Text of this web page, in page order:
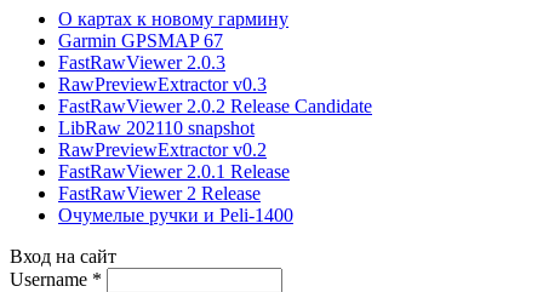
О картах к новому гармину
Garmin GPSMAP 67
FastRawViewer 2.0.3
RawPreviewExtractor v0.3
FastRawViewer 2.0.2 Release Candidate
LibRaw 202110 snapshot
RawPreviewExtractor v0.2
FastRawViewer 2.0.1 Release
FastRawViewer 2 Release
Очумелые ручки и Peli-1400
Вход на сайт
Username *